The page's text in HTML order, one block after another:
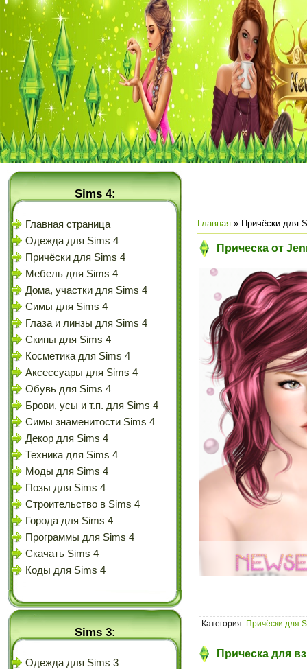
Sims 4:
Главная страница
Одежда для Sims 4
Причёски для Sims 4
Мебель для Sims 4
Дома, участки для Sims 4
Симы для Sims 4
Глаза и линзы для Sims 4
Скины для Sims 4
Косметика для Sims 4
Аксессуары для Sims 4
Обувь для Sims 4
Брови, усы и т.п. для Sims 4
Симы знаменитости Sims 4
Декор для Sims 4
Техника для Sims 4
Моды для Sims 4
Позы для Sims 4
Строительство в Sims 4
Города для Sims 4
Программы для Sims 4
Скачать Sims 4
Коды для Sims 4
Sims 3:
Одежда для Sims 3
Главная » Причёски для
Прическа от
Категория: Причёски для
Прическа для